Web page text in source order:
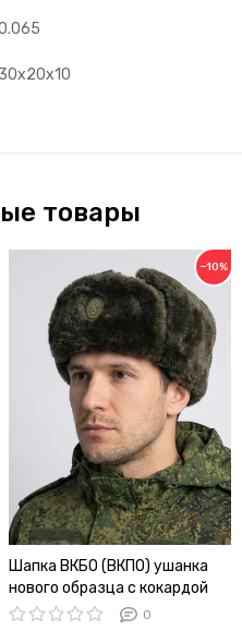
30x20x10
товары
−10%
Шапка ВКБО (ВКПО) ушанка
нового образца с кокардой
натуральный мех 0